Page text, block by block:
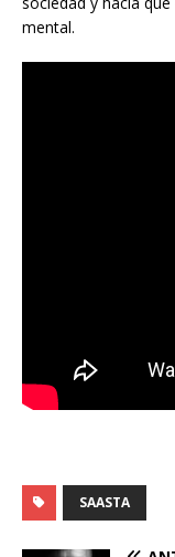
mental.
SAASTA